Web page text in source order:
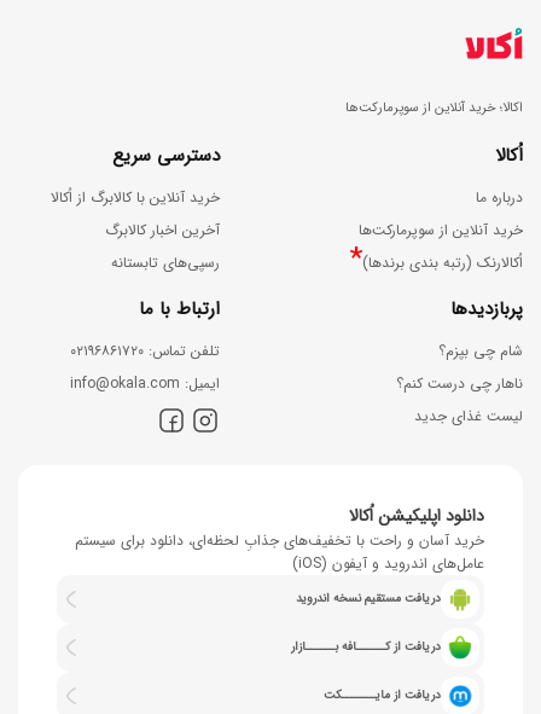
اکالا؛ خرید آنلاین از سوپرمارکت‌ها
اُکالا
درباره ما
خرید آنلاین از سوپرمارکت‌ها
اُکالارنک (رتبه بندی برندها)*
دسترسی سریع
خرید آنلاین با کالابرگ از اُکالا
آخرین اخبار کالابرگ
رسپی‌های تابستانه
پربازدیدها
شام چی بپزم؟
ناهار چی درست کنم؟
لیست غذای جدید
ارتباط با ما
ﺗﻠﻔﻦ ﺗﻤﺎس: ۰۲۱۹۶۸۶۱۷۲۰
اﯾﻤﯿﻞ: info@okala.com
دانلود اپلیکیشن اُکالا
خرید آسان و راحت با تخفیف‌های جذابِ لحظه‌ای، دانلود برای سیستم
عامل‌های اندروید و آیفون (iOS)
دریافت مستقیم نسخه اندروید
دریافت از کــــــافه بــــــازار
دریافت از مایـــــــکت